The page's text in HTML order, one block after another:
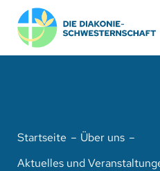
Zum
Inhalt
springen
KARRIERE
Startseite
Über uns
Aktuelles und